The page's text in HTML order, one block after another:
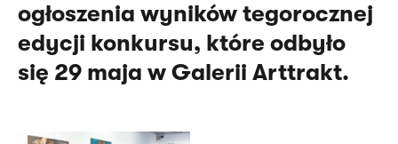
ogłoszenia wyników tegorocznej
edycji konkursu, które odbyło
się 29 maja w Galerii Arttrakt.